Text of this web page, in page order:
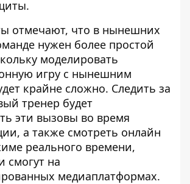
отмечают, что в нынешних
нужен более простой
моделировать
игру с нынешним
крайне сложно. Следить за
тренер будет
эти вызовы во время
а также смотреть онлайн
реального времени,
смогут на
медиаплатформах.